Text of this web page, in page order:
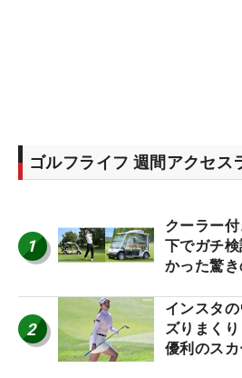
ゴルフライフ 週間アクセス
1
クーラー
下でガチ
かった驚
2
インスタ
ズりまく
優利のス